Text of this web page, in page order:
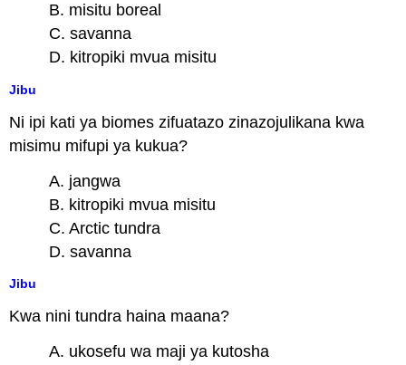
B. misitu boreal
C. savanna
D. kitropiki mvua misitu
Jibu
Ni ipi kati ya biomes zifuatazo zinazojulikana kwa
misimu mifupi ya kukua?
A. jangwa
B. kitropiki mvua misitu
C. Arctic tundra
D. savanna
Jibu
Kwa nini tundra haina maana?
A. ukosefu wa maji ya kutosha